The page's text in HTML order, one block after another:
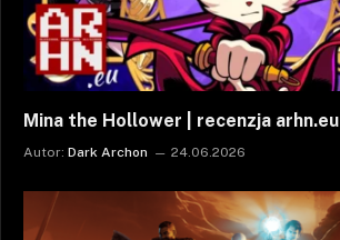
Mina the Hollower | recenzja arhn.eu
Autor: Dark Archon 24.06.2026